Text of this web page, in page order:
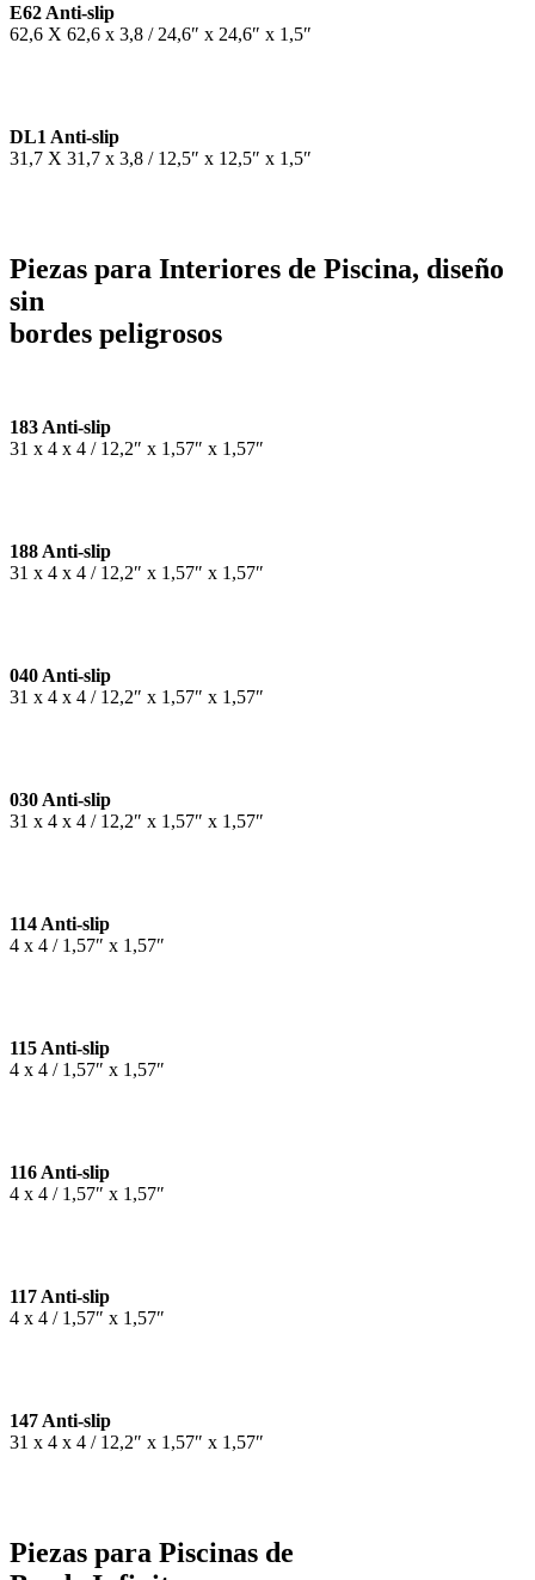
E62 Anti-slip
62,6 X 62,6 x 3,8 / 24,6″ x 24,6″ x 1,5″
DL1 Anti-slip
31,7 X 31,7 x 3,8 / 12,5″ x 12,5″ x 1,5″
Piezas para Interiores de Piscina, diseño
sin
bordes peligrosos
183 Anti-slip
31 x 4 x 4 / 12,2″ x 1,57″ x 1,57″
188 Anti-slip
31 x 4 x 4 / 12,2″ x 1,57″ x 1,57″
040 Anti-slip
31 x 4 x 4 / 12,2″ x 1,57″ x 1,57″
030 Anti-slip
31 x 4 x 4 / 12,2″ x 1,57″ x 1,57″
114 Anti-slip
4 x 4 / 1,57″ x 1,57″
115 Anti-slip
4 x 4 / 1,57″ x 1,57″
116 Anti-slip
4 x 4 / 1,57″ x 1,57″
117 Anti-slip
4 x 4 / 1,57″ x 1,57″
147 Anti-slip
31 x 4 x 4 / 12,2″ x 1,57″ x 1,57″
Piezas para Piscinas de